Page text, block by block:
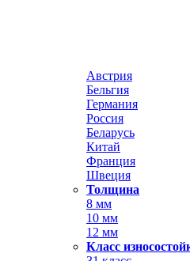
Австрия
Бельгия
Германия
Россия
Беларусь
Китай
Франция
Швеция
Толщина
8 мм
10 мм
12 мм
Класс